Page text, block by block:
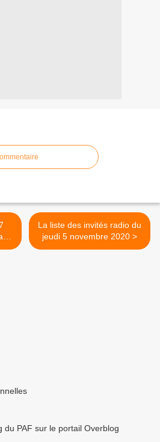
La liste des invités radio du
jeudi 5 novembre 2020 >
du PAF sur le portail Overblog